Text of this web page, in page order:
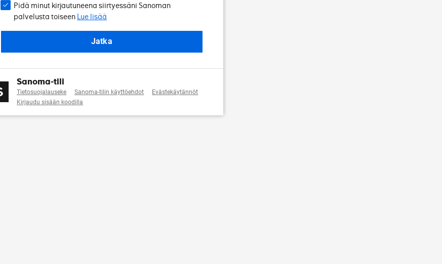
Pidä minut kirjautuneena siirtyessäni Sanoman
palvelusta toiseen Lue lisää
Jatka
Sanoma-tili
Tietosuojalauseke Sanoma-tilin käyttöehdot
Evästekäytännöt
Kirjaudu sisään koodilla